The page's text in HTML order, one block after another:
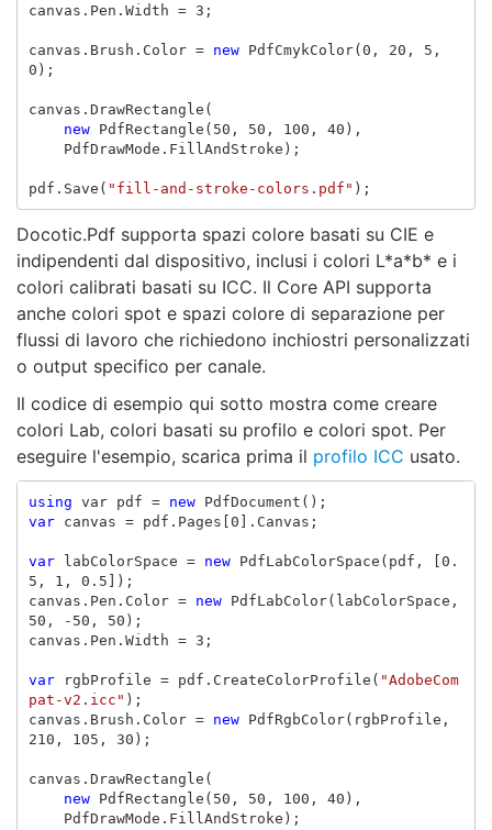
canvas . Pen . Width = 3 ;
canvas . Brush . Color = new PdfCmykColor( 0 , 20 , 5 ,
0 );
canvas . DrawRectangle (
new
PdfRectangle ( 50 , 50 , 100 , 40 ),
PdfDrawMode . FillAndStroke );
pdf . Save ( "fill-and-stroke-colors.pdf" );
Docotic.Pdf supporta spazi colore basati su CIE e
indipendenti dal dispositivo, inclusi i colori L*a*b* e i
colori calibrati basati su ICC. Il Core API supporta
anche colori spot e spazi colore di separazione per
flussi di lavoro che richiedono inchiostri personalizzati
o output specifico per canale.
Il codice di esempio qui sotto mostra come creare
colori Lab, colori basati su profilo e colori spot. Per
eseguire l'esempio, scarica prima il profilo ICC usato.
using var pdf = new PdfDocument ();
var
canvas = pdf . Pages 0 ]. Canvas ;
var labColorSpace = new PdfLabColorSpace ( pdf ,
0.
5 , 1 , 0.5 ]);
canvas . Pen . Color = new PdfLabColor( labColorSpace ,
50 , - 50 , 50 );
canvas . Pen . Width = 3 ;
var rgbProfile = pdf . CreateColorProfile ( "AdobeCom
pat-v2.icc" );
canvas . Brush . Color = new PdfRgbColor( rgbProfile ,
210 , 105 , 30 );
canvas . DrawRectangle (
new
PdfRectangle ( 50 , 50 , 100 , 40 ),
PdfDrawMode . FillAndStroke );